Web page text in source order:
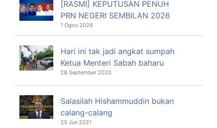
[RASMI] KEPUTUSAN PENUH
PRN NEGERI SEMBILAN 2026
1 Ogos 2026
Hari ini tak jadi angkat sumpah
Ketua Menteri Sabah baharu
28 September 2020
Salasilah Hishammuddin bukan
calang-calang
25 Jun 2021